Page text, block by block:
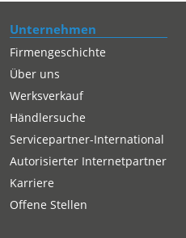
Unternehmen
Firmengeschichte
Über uns
Werksverkauf
Händlersuche
Servicepartner-International
Autorisierter Internetpartner
Karriere
Offene Stellen